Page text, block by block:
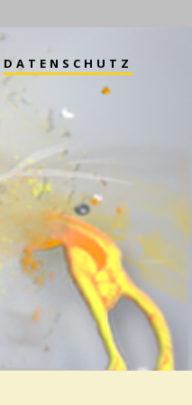
DATENSCHUTZ